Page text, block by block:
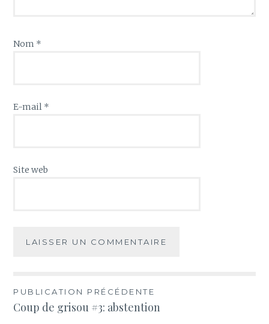
Nom *
E-mail *
Site web
PUBLICATION PRÉCÉDENTE
Coup de grisou #3: abstention